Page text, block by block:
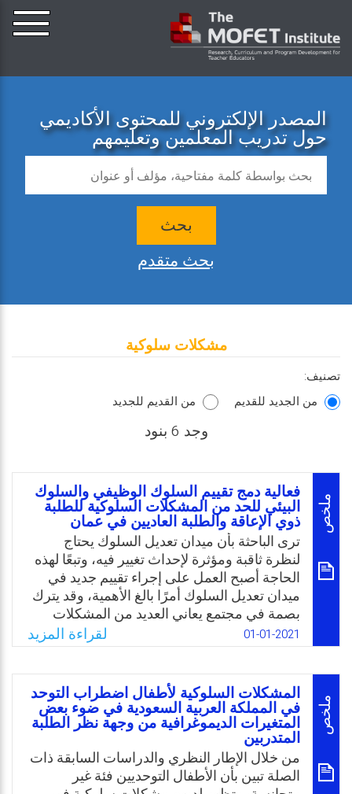
المصدر الإلكتروني للمحتوى الأكاديمي
حول تدريب المعلمين وتعليمهم
بحث
بحث متقدم
مشكلات سلوكية
تصنيف:
من الجديد للقديم
من القديم للجديد
وجد 6 بنود
ملخص
فعالية دمج تقييم السلوك الوظيفي والسلوك
البيئي للحد من المشكلات السلوكية للطلبة
ذوي الإعاقة والطلبة العاديين في عمان
ترى الباحثة بأن ميدان تعديل السلوك يحتاج
لنظرة ثاقبة ومؤثرة لإحداث تغيير فيه، وتبعًا لهذه
الحاجة أصبح العمل على إجراء تقييم جديد في
ميدان تعديل السلوك أمرًا بالغ الأهمية، وقد يترك
بصمة في مجتمع يعاني العديد من المشكلات
السلوكية والتي تحتاج إلى تعديل وتقييم السلوك
بأسلوب جديد يواكب ما تم الإشارة إليه من تقدم
وحداثة، وذلك من خلال الدمج بين تقييم السلوك
البيئي وتقييم السلوك الوظيفي. وعليه تحددت
مشكلة الدراسة في معرفة فعالية دمج تقييم
السلوك الوظيفي والسلوك البيئي للحد من
المشكلات السلوكية للطلبة ذوي الإعاقة والطلبة
العاديين في مدينة عمان عاصمة المملكة الأردنية.
01-01-2021 لقراءة المزيد
ملخص
المشكلات السلوكية لأطفال اضطراب التوحد
في المملكة العربية السعودية في ضوء بعض
المتغيرات الديموغرافية من وجهة نظر الطلبة
المتدربين
من خلال الإطار النظري والدراسات السابقة ذات
الصلة تبين بأن الأطفال التوحديين فئة غير